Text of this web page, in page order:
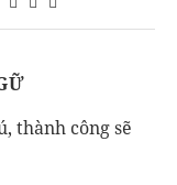
thành công sẽ